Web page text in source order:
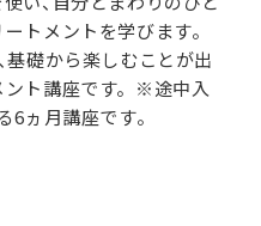
トメントを学びます。
基礎から楽しむことが出
ント講座です。※途中入
6ヵ月講座です。